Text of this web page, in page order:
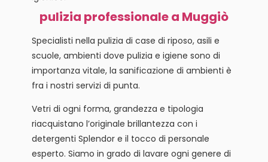
pulizia professionale a Muggiò
Specialisti nella pulizia di case di riposo, asili e
scuole, ambienti dove pulizia e igiene sono di
importanza vitale, la sanificazione di ambienti è
fra i nostri servizi di punta.
Vetri di ogni forma, grandezza e tipologia
riacquistano l’originale brillantezza con i
detergenti Splendor e il tocco di personale
esperto. Siamo in grado di lavare ogni genere di